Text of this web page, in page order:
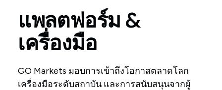
แพลตฟอร์ม &
เครื่องมือ
GO Markets มอบการเข้าถึงโอกาสตลาดโลก
เครื่องมือระดับสถาบัน และการสนับสนุนจากผู้